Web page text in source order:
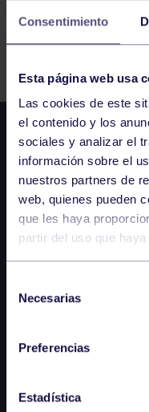
Consentimiento
Esta página web usa
Las cookies de este
el contenido y los
sociales y analizar el
información sobre el
nuestros partners de
web, quienes pueden
que les haya
partir del uso que
Necesarias
Preferencias
Estadística
Actividades